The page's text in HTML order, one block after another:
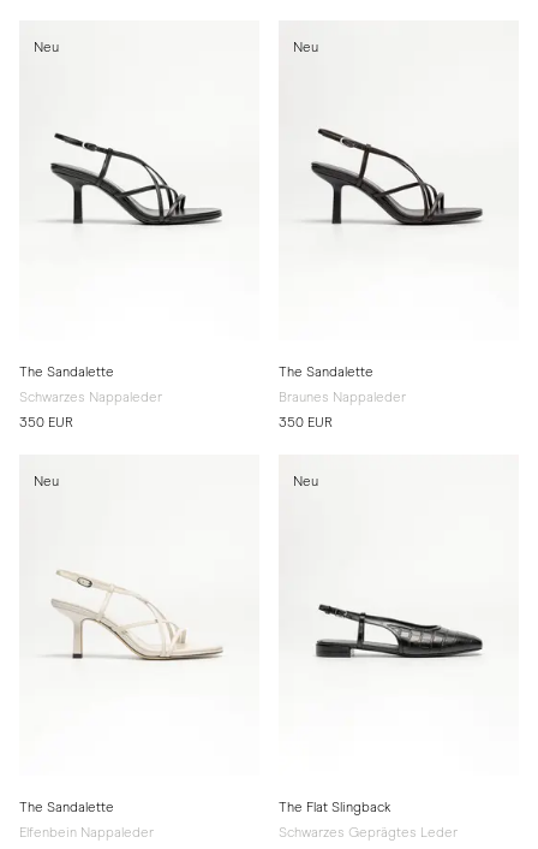
Neu
The Sandalette
Schwarzes Nappaleder
350 EUR
Neu
The Sandalette
Braunes Nappaleder
350 EUR
Neu
The Sandalette
Elfenbein Nappaleder
Neu
The Flat Slingback
Schwarzes Geprägtes Leder